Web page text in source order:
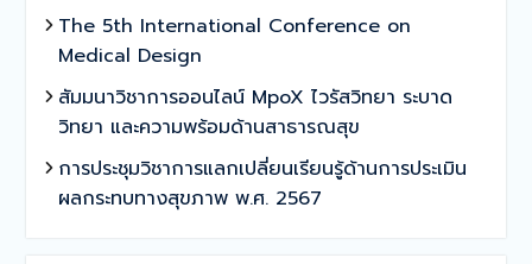
The 5th International Conference on
Medical Design
สัมมนาวิชาการออนไลน์ MpoX ไวรัสวิทยา ระบาด
วิทยา และความพร้อมด้านสาธารณสุข
การประชุมวิชาการแลกเปลี่ยนเรียนรู้ด้านการประเมิน
ผลกระทบทางสุขภาพ พ.ศ. 2567